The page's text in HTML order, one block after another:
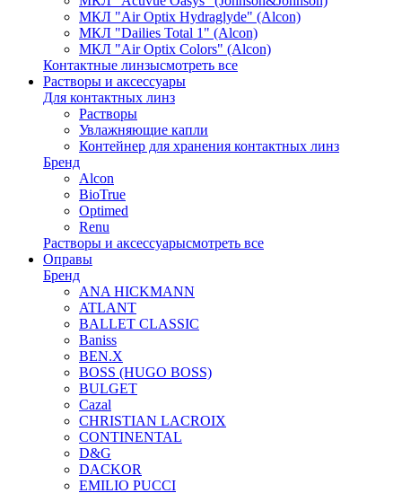
МКЛ "Air Optix Hydraglyde" (Alcon)
МКЛ "Dailies Total 1" (Alcon)
МКЛ "Air Optix Colors" (Alcon)
Контактные линзысмотреть все
Растворы и аксессуары
Для контактных линз
Растворы
Увлажняющие капли
Контейнер для хранения контактных линз
Бренд
Alcon
BioTrue
Optimed
Renu
Растворы и аксессуарысмотреть все
Оправы
Бренд
ANA HICKMANN
ATLANT
BALLET CLASSIC
Baniss
BEN.X
BOSS (HUGO BOSS)
BULGET
Cazal
CHRISTIAN LACROIX
CONTINENTAL
D&G
DACKOR
EMILIO PUCCI